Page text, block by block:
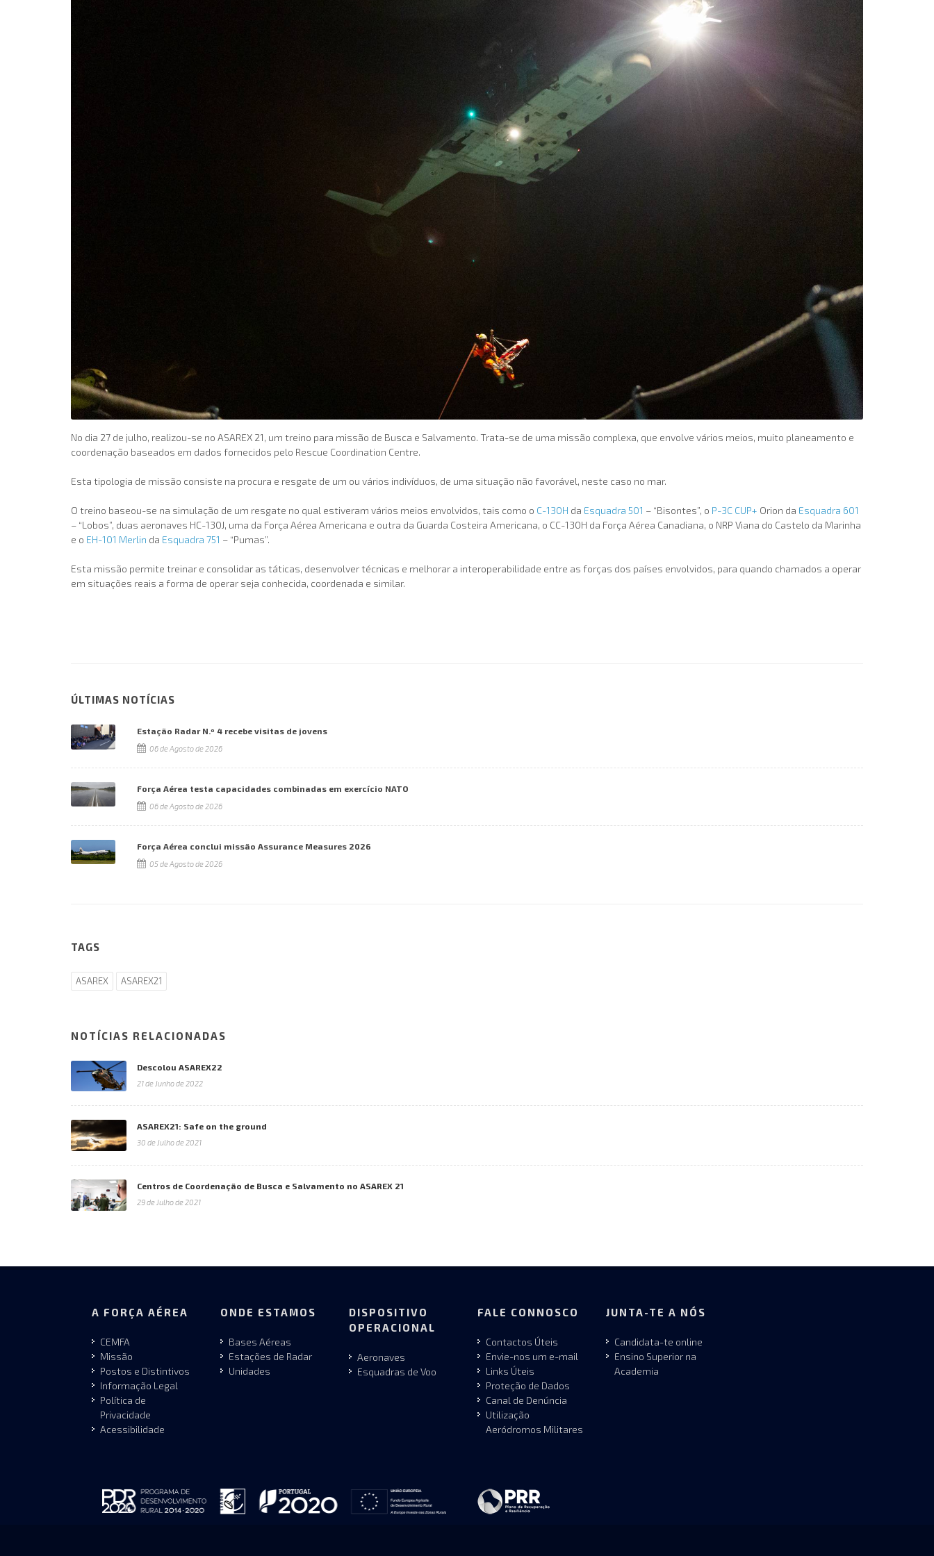
No dia 27 de julho, realizou-se no ASAREX 21, um treino para missão de Busca e Salvamento. Trata-se de uma missão complexa, que envolve vários meios, muito planeamento e
coordenação baseados em dados fornecidos pelo Rescue Coordination Centre.
Esta tipologia de missão consiste na procura e resgate de um ou vários indivíduos, de uma situação não favorável, neste caso no mar.
O treino baseou-se na simulação de um resgate no qual estiveram vários meios envolvidos, tais como o C-130H da Esquadra 501 – “Bisontes”, o P-3C CUP+ Orion da Esquadra 601
– “Lobos”, duas aeronaves HC-130J, uma da Força Aérea Americana e outra da Guarda Costeira Americana, o CC-130H da Força Aérea Canadiana, o NRP Viana do Castelo da Marinha
e o EH-101 Merlin da Esquadra 751 – “Pumas”.
Esta missão permite treinar e consolidar as táticas, desenvolver técnicas e melhorar a interoperabilidade entre as forças dos países envolvidos, para quando chamados a operar
em situações reais a forma de operar seja conhecida, coordenada e similar.
ÚLTIMAS NOTÍCIAS
Estação Radar N.º 4 recebe visitas de jovens
06 de Agosto de 2026
Força Aérea testa capacidades combinadas em exercício NATO
06 de Agosto de 2026
Força Aérea conclui missão Assurance Measures 2026
05 de Agosto de 2026
TAGS
ASAREX ASAREX21
NOTÍCIAS RELACIONADAS
Descolou ASAREX22
21 de Junho de 2022
ASAREX21: Safe on the ground
30 de Julho de 2021
Centros de Coordenação de Busca e Salvamento no ASAREX 21
29 de Julho de 2021
A FORÇA AÉREA
CEMFA
Missão
Postos e Distintivos
Informação Legal
Política de
Privacidade
Acessibilidade
ONDE ESTAMOS
Bases Aéreas
Estações de Radar
Unidades
DISPOSITIVO
OPERACIONAL
Aeronaves
Esquadras de Voo
FALE CONNOSCO
Contactos Úteis
Envie-nos um e-mail
Links Úteis
Proteção de Dados
Canal de Denúncia
Utilização
Aeródromos Militares
JUNTA-TE A NÓS
Candidata-te online
Ensino Superior na
Academia